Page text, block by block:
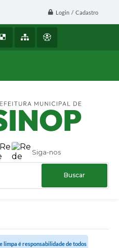
Login / Cadastro
Siga-nos
limpa é responsabilidade de todos